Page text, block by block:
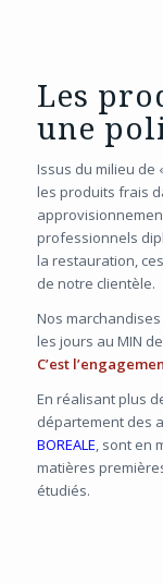
Les
une
Issus du milieu de
les produits frais
professionnels
la restauration,
de notre clientèle.
Nos
les jours au MIN
C’est
En réalisant plus
département des
BOREALE, sont en
matières
étudiés.